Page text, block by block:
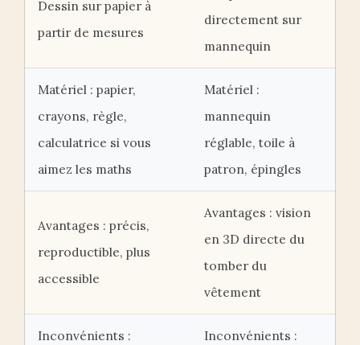
Dessin sur papier à
partir de mesures
directement sur
mannequin
Matériel : papier,
crayons, règle,
calculatrice si vous
aimez les maths
Matériel :
mannequin
réglable, toile à
patron, épingles
Avantages : précis,
reproductible, plus
accessible
Avantages : vision
en 3D directe du
tomber du
vêtement
Inconvénients :
Inconvénients :